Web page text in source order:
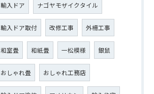
輸入ドア ナゴヤモザイクタイル
輸入ドア取付 改修工事 外柵工事
和室畳 和紙畳 一松模様 銀鼠
おしゃれ畳 おしゃれ工務店